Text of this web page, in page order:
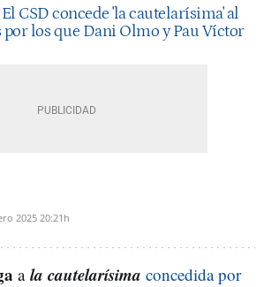
El CSD concede 'la cautelarísima' al
por los que Dani Olmo y Pau Víctor
2025 20:21h
a la cautelarísima concedida por